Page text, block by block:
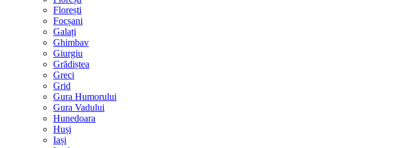
Florești
Focșani
Galați
Ghimbav
Giurgiu
Grădiștea
Greci
Grid
Gura Humorului
Gura Vadului
Hunedoara
Huși
Iași